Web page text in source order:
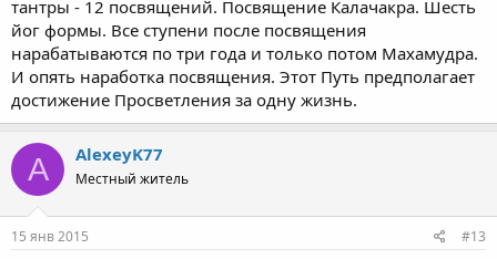
тантры - 12 посвящений. Посвящение Калачакра. Шесть
йог формы. Все ступени после посвящения
нарабатываются по три года и только потом Махамудра.
И опять наработка посвящения. Этот Путь предполагает
достижение Просветления за одну жизнь.
A AlexeyK77
Местный житель
15 янв 2015 #13